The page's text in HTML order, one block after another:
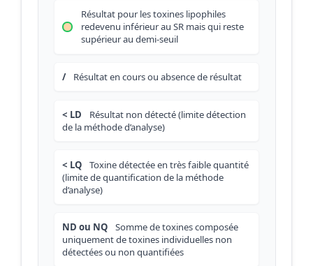
Résultat pour les toxines lipophiles
redevenu inférieur au SR mais qui reste
supérieur au demi-seuil
/ Résultat en cours ou absence de résultat
< LD
Résultat non détecté (limite détection
de la méthode d’analyse)
< LQ
Toxine détectée en très faible quantité
(limite de quantification de la méthode
d’analyse)
ND ou NQ
Somme de toxines composée
uniquement de toxines individuelles non
détectées ou non quantifiées